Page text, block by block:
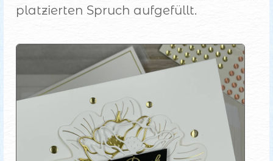
platzierten Spruch aufgefüllt.